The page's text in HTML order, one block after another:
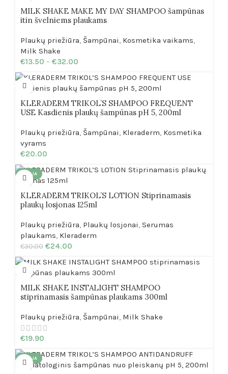
MILK SHAKE MAKE MY DAY SHAMPOO šampūnas
itin švelniems plaukams
Plaukų priežiūra, Šampūnai, Kosmetika vaikams,
Milk Shake
€13.50 – €32.00
KLERADERM TRIKOL’S SHAMPOO FREQUENT
USE Kasdienis plaukų šampūnas pH 5, 200ml
Plaukų priežiūra, Šampūnai, Kleraderm, Kosmetika
vyrams
€20.00
AKCIJA
KLERADERM TRIKOL’S LOTION Stiprinamasis
plaukų losjonas 125ml
Plaukų priežiūra, Plaukų losjonai, Serumas
plaukams, Kleraderm
€30.00 €24.00
MILK SHAKE INSTALIGHT SHAMPOO
stiprinamasis šampūnas plaukams 300ml
Plaukų priežiūra, Šampūnai, Milk Shake
€19.90
AKCIJA